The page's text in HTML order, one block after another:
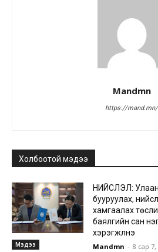
Mandmn
https://mand.mn/
Холбоотой мэдээ
Мэдээ
НИЙСЛЭЛ:
бууруулах,
хамгаалах
баялгийн сан
хэрэгжүүлнэ
Mandmn - 8 сар 7,